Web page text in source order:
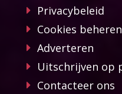
Privacybeleid
Cookies beheren
Adverteren
Uitschrijven op
Contacteer ons